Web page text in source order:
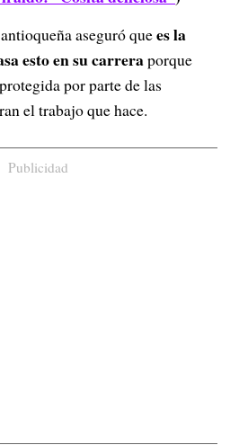
aseguró quees la
esto en su carreraporque
por parte de las
el trabajo que hace.
Publicidad